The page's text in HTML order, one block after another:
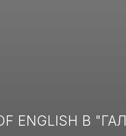
ENGLISH В